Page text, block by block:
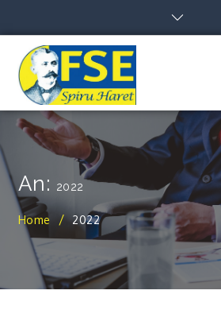
content
FSE
An: 2022
Home 2022